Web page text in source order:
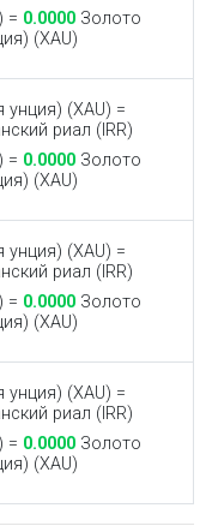
= 0.0000 Золото
(XAU)
унция) (XAU) =
риал (IRR)
= 0.0000 Золото
(XAU)
унция) (XAU) =
риал (IRR)
= 0.0000 Золото
(XAU)
унция) (XAU) =
риал (IRR)
= 0.0000 Золото
(XAU)